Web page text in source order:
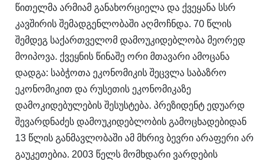
წითელმა არმიამ განახორციელა და ქვეყანა სსრ
კავშირის შემადგენლობაში აღმოჩნდა. 70 წლის
შემდეგ საქართველომ დამოუკიდებლობა მეორედ
მოიპოვა. ქვეყნის წინაშე ორი მთავარი ამოცანა
დადგა: საბჭოთა ეკონომიკის შეცვლა საბაზრო
ეკონომიკით და რუსეთის ეკონომიკაზე
დამოკიდებულების შესუსტება. პრეზიდენტ ედუარდ
შევარდნაძეს დამოუკიდებლობის გამოცხადებიდან
13 წლის განმავლობაში ამ მხრივ ბევრი არაფერი არ
გაუკეთებია. 2003 წელს მომხდარი ვარდების